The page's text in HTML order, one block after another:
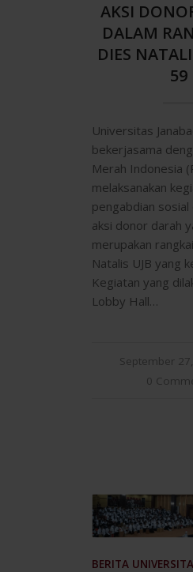
AKSI
DALAM
DIES
59
Universitas
bekerjasama
Merah Indonesia
melaksanakan
pengabdian sosial
aksi donor darah
merupakan
Natalis UJB yang
Kegiatan yang
Lobby Hall…
September /
0
BERITA